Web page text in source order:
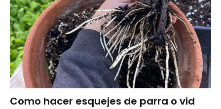
Frutales
Como hacer esquejes de parra o vid